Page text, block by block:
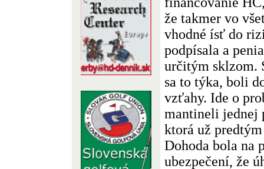
že takmer vo
vhodné ísť do
podpísala a
určitým sklzom.
sa to týka, boli
vzťahy. Ide o
mantineli jednej
ktorá už
Dohoda bola na
ubezpečení, že